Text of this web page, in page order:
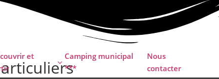
et
Camping municipal
***
Nous
contacter